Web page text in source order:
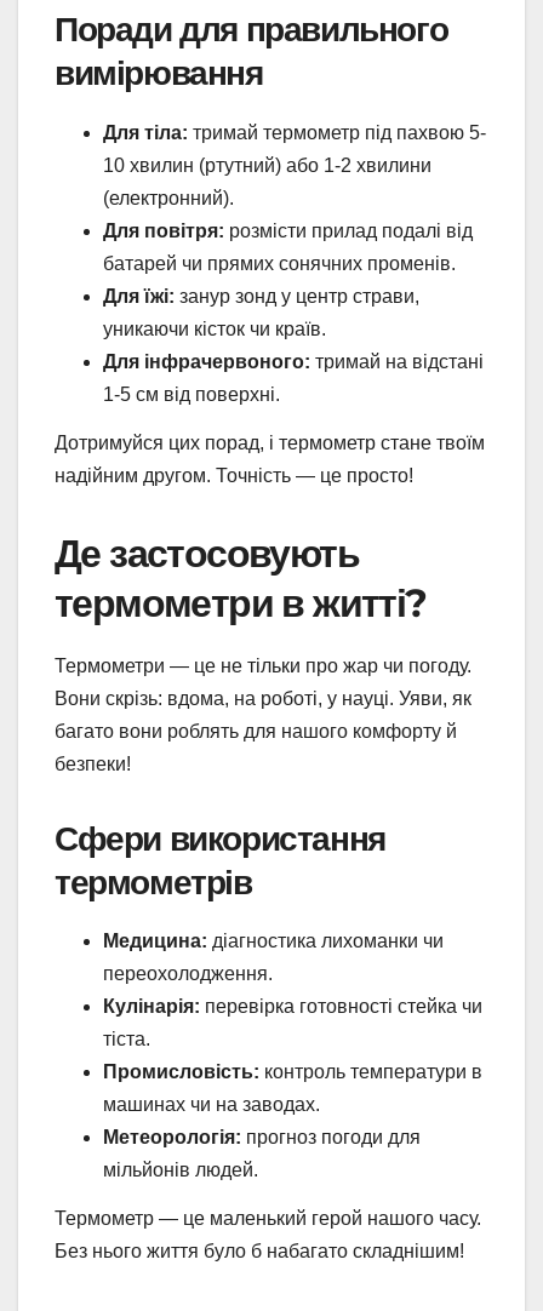
Поради для правильного
вимірювання
Для тіла: тримай термометр під пахвою 5-
10 хвилин (ртутний) або 1-2 хвилини
(електронний).
Для повітря: розмісти прилад подалі від
батарей чи прямих сонячних променів.
Для їжі: занур зонд у центр страви,
уникаючи кісток чи країв.
Для інфрачервоного: тримай на відстані
1-5 см від поверхні.
Дотримуйся цих порад, і термометр стане твоїм
надійним другом. Точність — це просто!
Де застосовують
термометри в житті?
Термометри — це не тільки про жар чи погоду.
Вони скрізь: вдома, на роботі, у науці. Уяви, як
багато вони роблять для нашого комфорту й
безпеки!
Сфери використання
термометрів
Медицина: діагностика лихоманки чи
переохолодження.
Кулінарія: перевірка готовності стейка чи
тіста.
Промисловість: контроль температури в
машинах чи на заводах.
Метеорологія: прогноз погоди для
мільйонів людей.
Термометр — це маленький герой нашого часу.
Без нього життя було б набагато складнішим!